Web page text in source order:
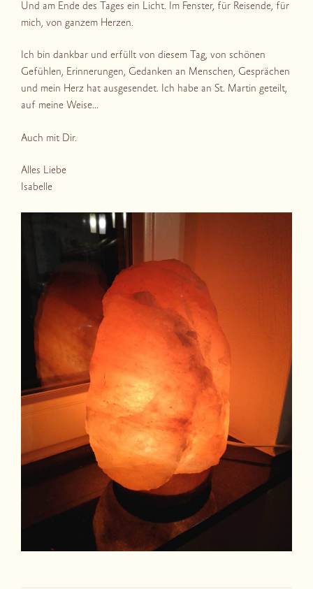
Und am Ende des Tages ein Licht. Im Fenster, für Reisende, für
mich, von ganzem Herzen.
Ich bin dankbar und erfüllt von diesem Tag, von schönen
Gefühlen, Erinnerungen, Gedanken an Menschen, Gesprächen
und mein Herz hat ausgesendet. Ich habe an St. Martin geteilt,
auf meine Weise…
Auch mit Dir.
Alles Liebe
Isabelle